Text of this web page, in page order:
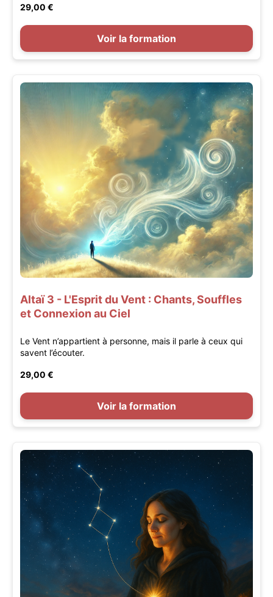
29,00 €
Voir la formation
Altaï 3 - L'Esprit du Vent : Chants, Souffles
et Connexion au Ciel
Le Vent n’appartient à personne, mais il parle à ceux qui
savent l’écouter.
29,00 €
Voir la formation